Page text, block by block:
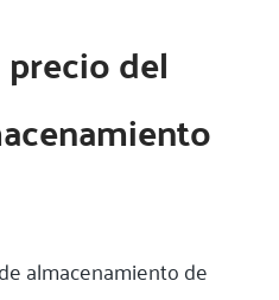
del
almacenamiento de